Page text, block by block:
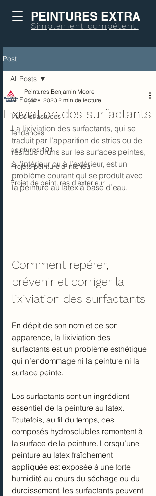
PEINTURES EXTRA
Simplement compétent!
Post
All Posts
Trucs et astuces
Tendances
peintures 101
Projets peinture d’intérieur
Projet de peintures d'exterieur
All Posts
Lixiviation des surfactants
Peintures Benjamin Moore
3 janv. 2023 2 min de lecture
La lixiviation des surfactants, qui se
traduit par l’apparition de stries ou de
résidus bruns sur les surfaces peintes,
à l’intérieur ou à l’extérieur, est un
problème courant qui se produit avec
la peinture au latex à base d’eau.
Comment repérer,
prévenir et corriger la
lixiviation des surfactants
En dépit de son nom et de son
apparence, la lixiviation des
surfactants est un problème esthétique
qui n’endommage ni la peinture ni la
surface peinte.
Les surfactants sont un ingrédient
essentiel de la peinture au latex.
Toutefois, au fil du temps, ces
composés hydrosolubles remontent à
la surface de la peinture. Lorsqu’une
peinture au latex fraîchement
appliquée est exposée à une forte
humidité au cours du séchage ou du
durcissement, les surfactants peuvent